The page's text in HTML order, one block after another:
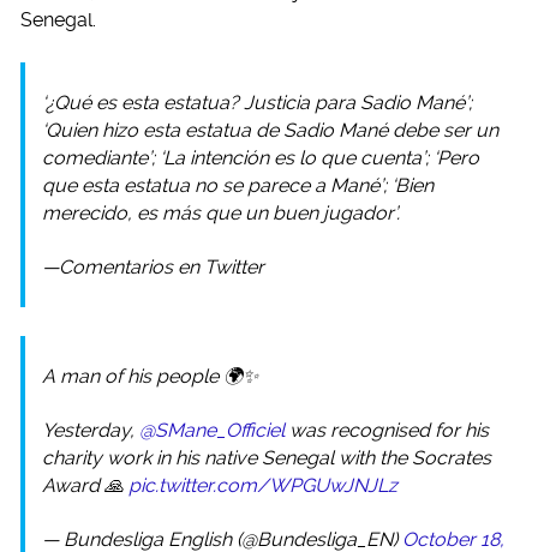
Senegal.
‘¿Qué es esta estatua? Justicia para Sadio Mané’;
‘Quien hizo esta estatua de Sadio Mané debe ser un
comediante’; ‘La intención es lo que cuenta’; ‘Pero
que esta estatua no se parece a Mané’; ‘Bien
merecido, es más que un buen jugador’.
—Comentarios en Twitter
A man of his people 🌍✨
Yesterday, @SMane_Officielwas recognised for his
charity work in his native Senegal with the Socrates
Award 🙏 pic.twitter.com/WPGUwJNJLz
— Bundesliga English (@Bundesliga_EN) October 18,